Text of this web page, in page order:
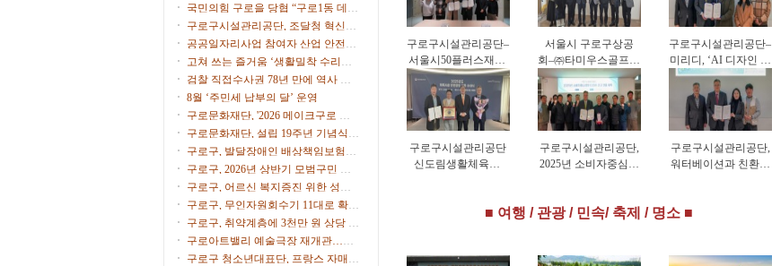
계획 시민공청회 참석
국민의힘 구로을 당협 “구로1동 데이
터센터 추진 중단을”
구로구시설관리공단, 조달청 혁신제
품 도입으로 공영주차장 화재 대응력
강화
공공일자리사업 참여자 산업 안전·
보건 교육 실시
고쳐 쓰는 즐거움 ‘생활밀착 수리교
육’ 운영
검찰 직접수사권 78년 만에 역사 속
으로
8월 ‘주민세 납부의 달’ 운영
구로문화재단, '2026 메이크구로 아
트마켓' 참가자 모집
구로문화재단, 설립 19주년 기념식
개최
구로구, 발달장애인 배상책임보험으
로 생활 속 사고 보상
구로구, 2026년 상반기 모범구민 표
창 수여
구로구, 어르신 복지증진 위한 성금
500만원 전달
구로구, 무인자원회수기 11대로 확대
운영
구로구, 취약계층에 3천만 원 상당 후
원물품 전달
구로아트밸리 예술극장 재개관…이
탈리아·한국 협연 '별들의 투란도트'
구로구 청소년대표단, 프랑스 자매도
구로구시설관리공단–
서울시50플러스재단,
중장년 일자리 창출
업무협약
서울시 구로구상공
회–㈜타미우스골프앤
빌리지‘업무협약’체
결
구로구시설관리공단–
미리디, ‘AI 디자인 기
반 공공디지털 전환’
업무협약 체결
구로구시설관리공단
신도림생활체육관,
구로구시설관리공단,
2025년 소비자중심경
구로구시설관리공단,
워터베이션과 친환경
■ 여행 / 관광 / 민속/ 축제 / 명소 ■